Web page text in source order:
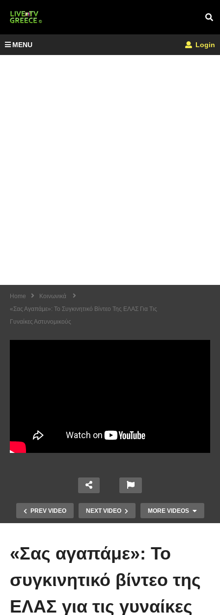
MENU Login
Home
Κοινωνικά
«Σας Αγαπάμε»: Το Συγκινητικό Βίντεο Της ΕΛΑΣ Για Τις
Γυναίκες Αστυνομικούς
PREV VIDEO NEXT VIDEO MORE VIDEOS
Ένα ζευγάρι τον πρώτο χρόνο VS
«Σας αγαπάμε»: Το
συγκινητικό βίντεο της
ΕΛΑΣ για τις γυναίκες